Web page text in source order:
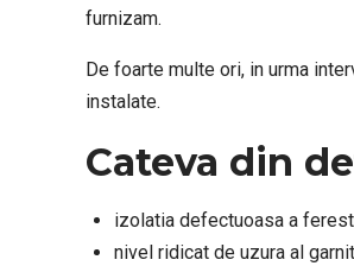
furnizam.
De foarte multe ori, in urma
instalate.
Cateva din
izolatia defectuoasa a
nivel ridicat de uzura al